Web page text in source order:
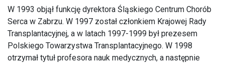
W 1993 objął funkcję dyrektora Śląskiego Centrum Chorób
Serca w Zabrzu. W 1997 został członkiem Krajowej Rady
Transplantacyjnej, a w latach 1997-1999 był prezesem
Polskiego Towarzystwa Transplantacyjnego. W 1998
otrzymał tytuł profesora nauk medycznych, a następnie